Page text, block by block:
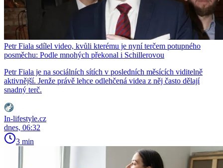
Petr Fiala sdílel video, kvůli kterému je nyní terčem potupného
posměchu: Podle mnohých překonal i Schillerovou
Petr Fiala je na sociálních sítích v posledních měsících viditelně
aktivnější. Jenže právě lehce odlehčená videa z něj často dělají
snadný terč.
In-lifestyle.cz
dnes, 06:32
3 min